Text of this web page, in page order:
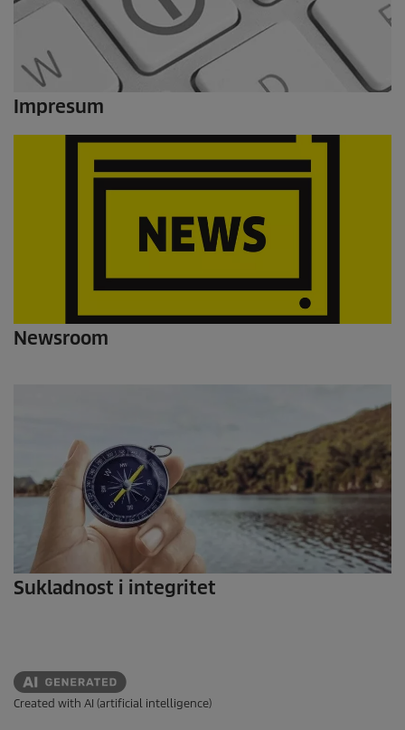
Impresum
Newsroom
Sukladnost i integritet
Created with AI (artificial intelligence)